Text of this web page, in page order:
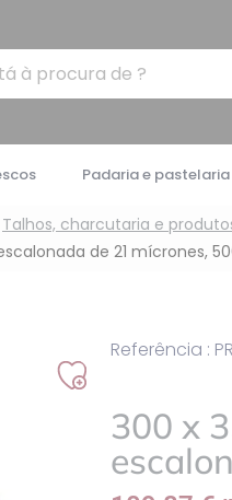
Padaria e pastelaria
Talhos, charcutaria e
de 21 mícrones,
Adicionar
minha
lista
Referência :
300 x